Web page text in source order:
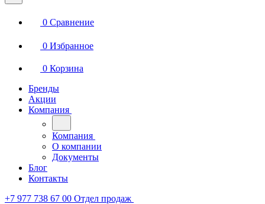
0 Сравнение
0 Избранное
0 Корзина
Бренды
Акции
Компания
Компания
О компании
Документы
Блог
Контакты
+7 977 738 67 00 Отдел продаж